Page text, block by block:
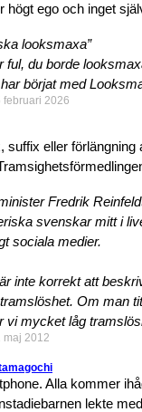
högt ego och inget
looksmaxa”
ful, du borde
börjat med
februari 2026
suffix eller
Fredrik
svenskar mitt i
sociala medier.
inte korrekt att
Om man
vi mycket låg
maj 2012
Alla kommer
lekte